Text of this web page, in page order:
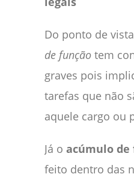
Do ponto de
de função tem
graves pois
tarefas que não
aquele cargo ou
Já o acúmulo de
feito dentro das